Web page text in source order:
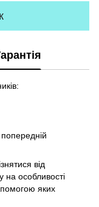
від
на особливості
яких